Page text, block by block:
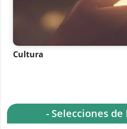
Cultura
- Selecciones de